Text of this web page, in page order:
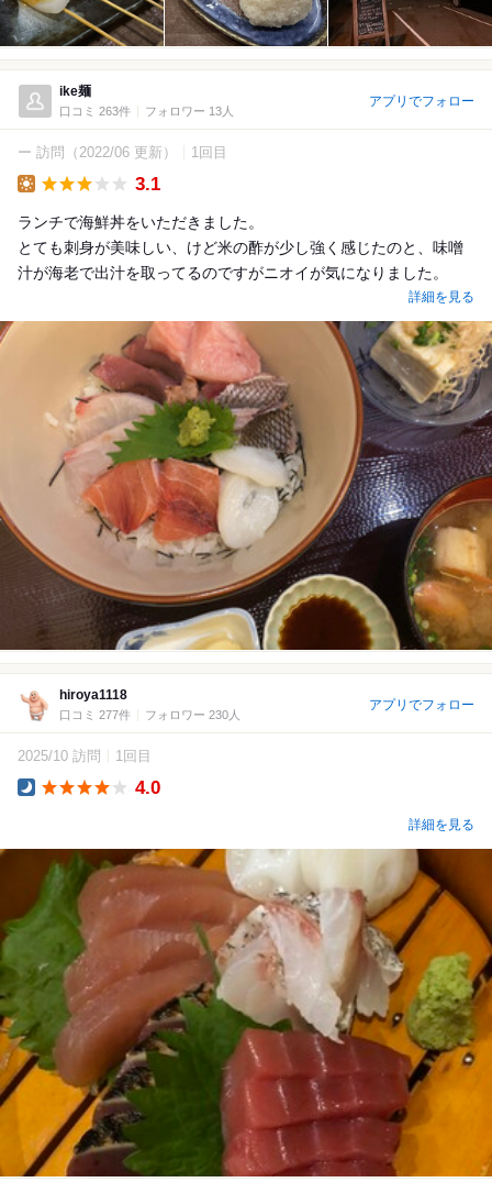
ike麺
口コミ 263件 フォロワー 13人
アプリでフォロー
ー 訪問 （2022/06 更新） 1回目
3.1
ランチで海鮮丼をいただきました。
とても刺身が美味しい、けど米の酢が少し強く感じたのと、味噌
汁が海老で出汁を取ってるのですがニオイが気になりました。
詳細を見る
hiroya1118
口コミ 277件 フォロワー 230人
アプリでフォロー
2025/10 訪問 1回目
4.0
詳細を見る